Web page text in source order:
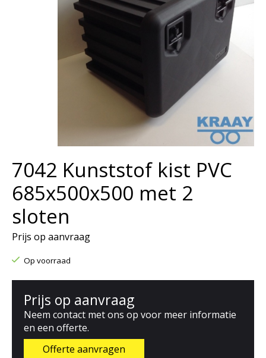
7042 Kunststof kist PVC
685x500x500 met 2
sloten
Prijs op aanvraag
Op voorraad
Prijs op aanvraag
Neem contact met ons op voor meer informatie
en een offerte.
Offerte aanvragen